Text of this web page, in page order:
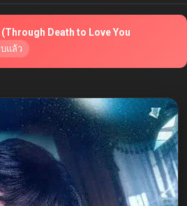
Death to Love You
แล้ว